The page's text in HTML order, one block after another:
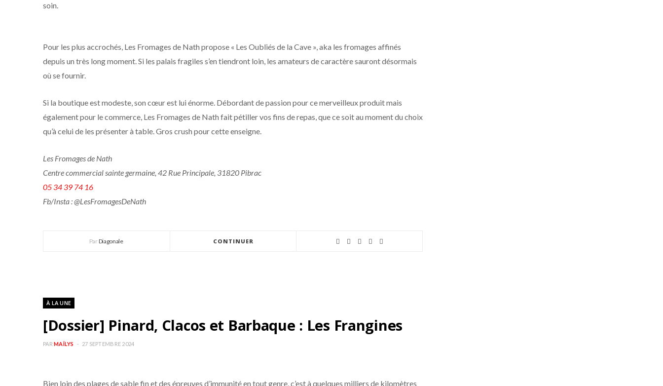
soin.
Pour les plus accrochés, Les Fromages de Nath propose « Les Oubliés de la Cave », aka les fromages affinés
depuis un très long moment. Si les palais fragiles s’en tiendront loin, les amateurs de caractère sauront désormais
où se fournir.
Si la boutique est modeste, son cœur est lui énorme. Débordant de passion pour ce merveilleux produit mais
également pour le commerce, Les Fromages de Nath fait pétiller vos fins de repas, que ce soit au moment du choix
qu’à celui de les présenter à table. Gros crush pour cette enseigne.
Les Fromages de Nath
Centre commercial sainte germaine, 42 Rue Principale, 31820 Pibrac
05 34 39 74 16
Fb/Insta : @LesFromagesDeNath
ParDiagonale CONTINUER
À LA UNE
[Dossier] Pinard, Clacos et Barbaque : Les Frangines
PAR MAÏLYS 27 SEPTEMBRE 2024
Bien loin des plages de sable fin et des épreuves d’immunité en tout genre, c’est à quelques milliers de kilomètres